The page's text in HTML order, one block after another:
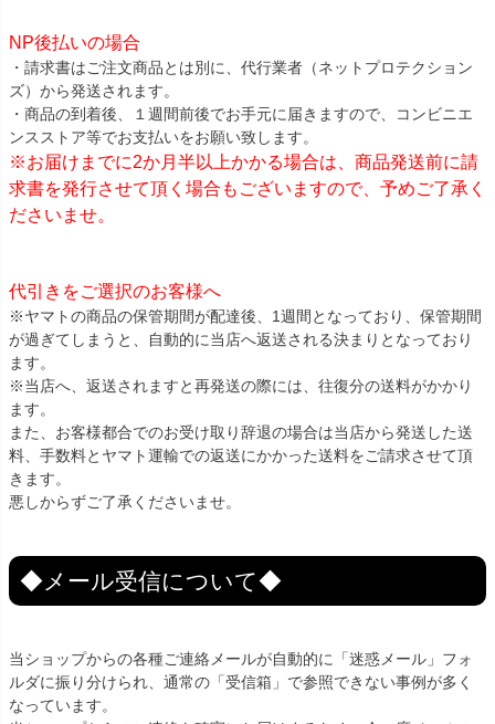
NP後払いの場合
・請求書はご注文商品とは別に、代行業者（ネットプロテクション
ズ）から発送されます。
・商品の到着後、１週間前後でお手元に届きますので、コンビニエ
ンスストア等でお支払いをお願い致します。
※お届けまでに2か月半以上かかる場合は、商品発送前に請
求書を発行させて頂く場合もございますので、予めご了承く
ださいませ。
代引きをご選択のお客様へ
※ヤマトの商品の保管期間が配達後、1週間となっており、保管期間
が過ぎてしまうと、自動的に当店へ返送される決まりとなっており
ます。
※当店へ、返送されますと再発送の際には、往復分の送料がかかり
ます。
また、お客様都合でのお受け取り辞退の場合は当店から発送した送
料、手数料とヤマト運輸での返送にかかった送料をご請求させて頂
きます。
悪しからずご了承くださいませ。
◆メール受信について◆
当ショップからの各種ご連絡メールが自動的に「迷惑メール」フォ
ルダに振り分けられ、通常の「受信箱」で参照できない事例が多く
なっています。